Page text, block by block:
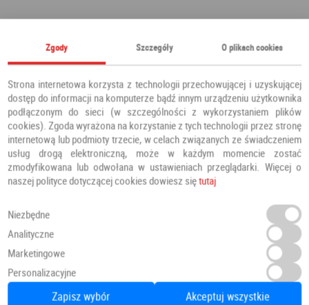
Polecamy również
Panele winylowe PANELE
Zgody Szczegóły O plikach cookies
Strona internetowa korzysta z technologii przechowującej i uzyskującej
dostęp do informacji na komputerze bądź innym urządzeniu użytkownika
podłączonym do sieci (w szczególności z wykorzystaniem plików
cookies). Zgoda wyrażona na korzystanie z tych technologii przez stronę
internetową lub podmioty trzecie, w celach związanych ze świadczeniem
usług drogą elektroniczną, może w każdym momencie zostać
zmodyfikowana lub odwołana w ustawieniach przeglądarki. Więcej o
naszej polityce dotyczącej cookies dowiesz siętutaj
Niezbędne
Analityczne
Marketingowe
Personalizacyjne
Zapisz wybór Akceptuj wszystkie